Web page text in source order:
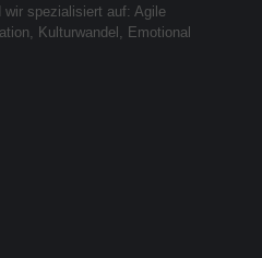
consectetuer
wir spezialisiert auf: Agile
Kulturwandel, Emotional